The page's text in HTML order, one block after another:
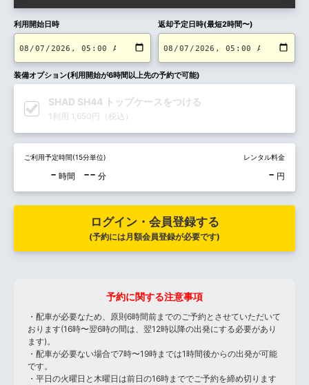
利用開始日時 返却予定日時(最短2時間〜)
装備オプション(利用開始が6時間以上先の予約で可能)
SHAD SH44 トップケースをつける
1利用 1,650円（税込）
ご利用予定時間(15分単位)
- 時間 -- 分
レンタル料金
- 円
ログイン・会員登録する
(予約には月額会員登録が必要です)
予約に関する注意事項
・配車が必要なため、原則6時間前までのご予約とさせていただいて
おります(16時〜翌6時の間は、翌12時以降の出発にする必要があり
ます)。
・配車が必要ない場合で7時〜19時までは1時間後からの出発が可能
です。
・平日の火曜日と木曜日は前日の16時まででご予約を締め切ります